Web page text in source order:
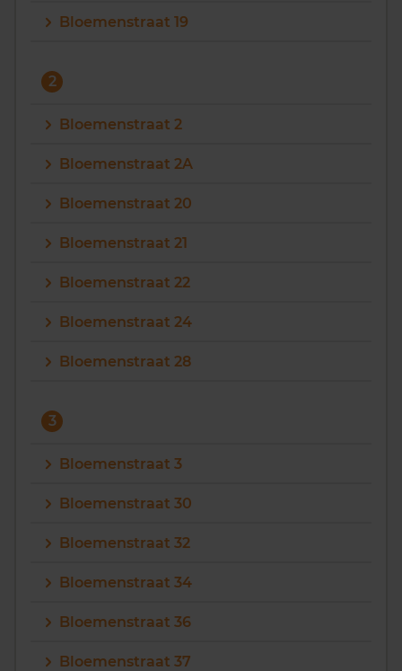
Bloemenstraat 19
2
Bloemenstraat 2
Bloemenstraat 2A
Bloemenstraat 20
Bloemenstraat 21
Bloemenstraat 22
Bloemenstraat 24
Bloemenstraat 28
3
Bloemenstraat 3
Bloemenstraat 30
Bloemenstraat 32
Bloemenstraat 34
Bloemenstraat 36
Bloemenstraat 37